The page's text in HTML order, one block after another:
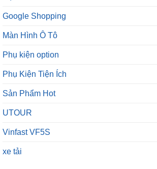
Google Shopping
Màn Hình Ô Tô
Phụ kiện option
Phụ Kiện Tiện Ích
Sản Phẩm Hot
UTOUR
Vinfast VF5S
xe tải